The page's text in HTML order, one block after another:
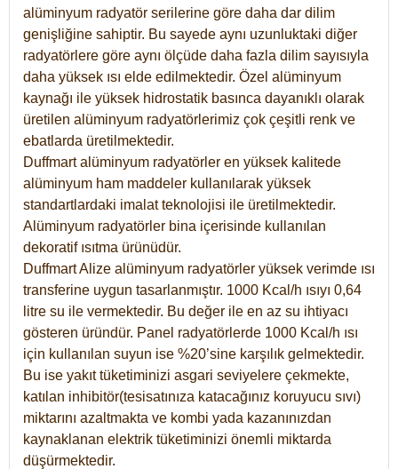
alüminyum radyatör serilerine göre daha dar dilim
genişliğine sahiptir. Bu sayede aynı uzunluktaki diğer
radyatörlere göre aynı ölçüde daha fazla dilim sayısıyla
daha yüksek ısı elde edilmektedir. Özel alüminyum
kaynağı ile yüksek hidrostatik basınca dayanıklı olarak
üretilen alüminyum radyatörlerimiz çok çeşitli renk ve
ebatlarda üretilmektedir.
Duffmart alüminyum radyatörler en yüksek kalitede
alüminyum ham maddeler kullanılarak yüksek
standartlardaki imalat teknolojisi ile üretilmektedir.
Alüminyum radyatörler bina içerisinde kullanılan
dekoratif ısıtma ürünüdür.
Duffmart Alize alüminyum radyatörler yüksek verimde ısı
transferine uygun tasarlanmıştır. 1000 Kcal/h ısıyı 0,64
litre su ile vermektedir. Bu değer ile en az su ihtiyacı
gösteren üründür. Panel radyatörlerde 1000 Kcal/h ısı
için kullanılan suyun ise %20’sine karşılık gelmektedir.
Bu ise yakıt tüketiminizi asgari seviyelere çekmekte,
katılan inhibitör(tesisatınıza katacağınız koruyucu sıvı)
miktarını azaltmakta ve kombi yada kazanınızdan
kaynaklanan elektrik tüketiminizi önemli miktarda
düşürmektedir.